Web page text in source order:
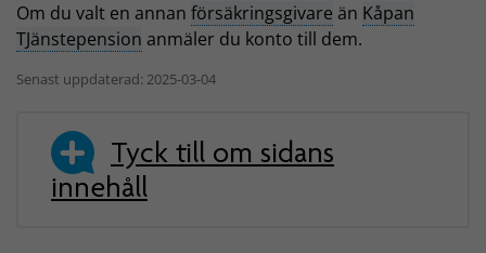
Om du valt en annan försäkringsgivare än Kåpan
TJänstepension anmäler du konto till dem.
Senast uppdaterad: 2025-03-04
Tyck till om sidans
innehåll